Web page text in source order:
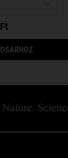
MIDNIGHT